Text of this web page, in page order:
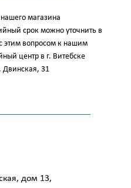
магазина
срок можно уточнить в
этим вопросом к нашим
центр в г. Витебске
Двинская, 31
дом 13,